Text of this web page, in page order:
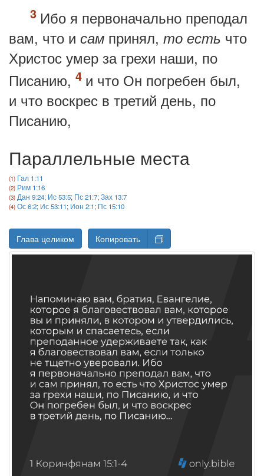
Ибо я первоначально преподал
вам, что и сам принял, то есть что
Христос умер за грехи наши, по
Писанию,
и что Он погребен был,
и что воскрес в третий день, по
Писанию,
Параллельные места
Гал 1:11
Рим 1:16
Дан 9:24; Ис 53:5; Пс 21:7;Зах 13:7
Ос 6:2; Ис 53:11; Ион 2:1; Пс 15:10
Глава целиком Копировать